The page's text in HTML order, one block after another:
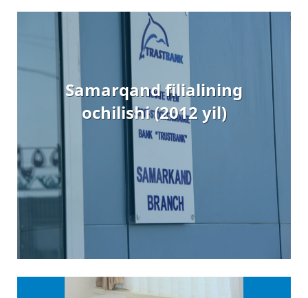
Samarqand filialining
ochilishi (2012 yil)